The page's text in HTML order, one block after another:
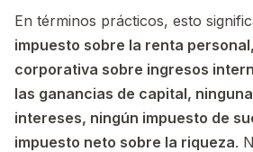
En términos prácticos, esto
impuesto sobre la renta
corporativa sobre ingresos
las ganancias de capital,
intereses, ningún impuesto de
impuesto neto sobre la riqueza.